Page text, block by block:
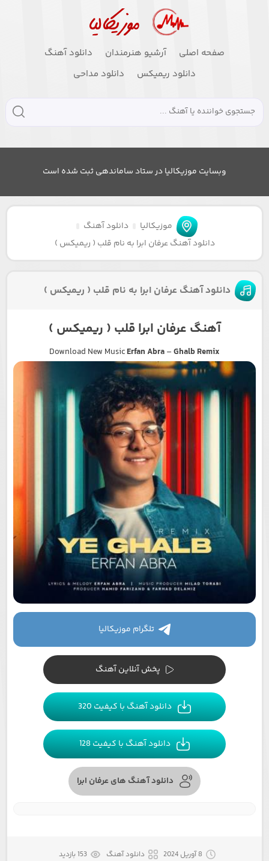
صفحه اصلی آرشیو هنرمندان
دانلود آهنگ
دانلود ریمیکس
دانلود مداحی
وبسایت موزیکالیا در ستاد ساماندهی ثبت شده است
موزیکالیا
دانلود آهنگ
دانلود آهنگ عرفان ابرا به نام قلب ( ریمیکس )
دانلود آهنگ عرفان ابرا به نام قلب ( ریمیکس )
آهنگ عرفان ابرا قلب ( ریمیکس )
Download New MusicErfan Abra–Ghalb Remix
تلگرام موزیکالیا
پخش آنلاین آهنگ
دانلود آهنگ با کیفیت 320
دانلود آهنگ با کیفیت 128
دانلود آهنگ های عرفان ابرا
8 آوریل 2024 دانلود آهنگ 153 بازدید